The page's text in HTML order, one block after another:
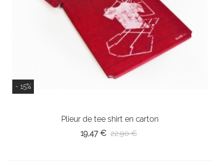
- 15%
Plieur de tee shirt en carton
19,47 € 22,90 €